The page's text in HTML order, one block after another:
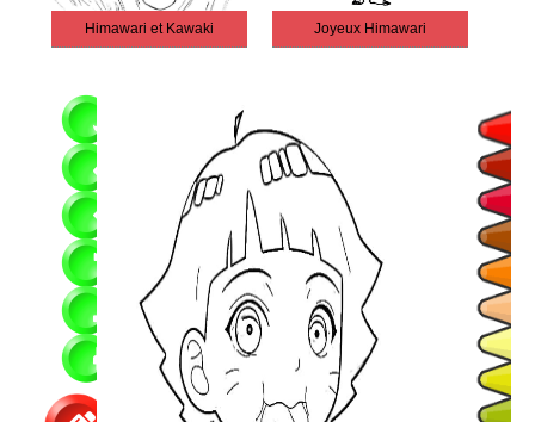
Himawari et Kawaki Joyeux Himawari